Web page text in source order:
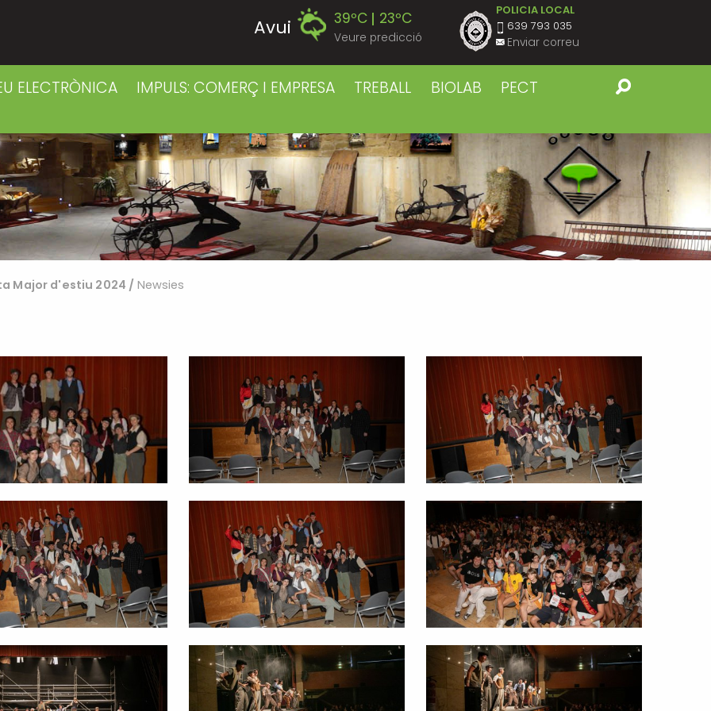
Avui 39ºC 23ºC
Veure predicció
Diumenge 39ºC 22ºC
Dimarts 39ºC 22ºC
Dimecres 41ºC 23ºC
Dijous 42ºC 22ºC
POLICIA LOCAL
639 793 035
Enviar correu
ELECTRÒNICA IMPULS: COMERÇ I EMPRESA TREBALL BIOLAB
PECT
Major d'estiu 2024 / Newsies